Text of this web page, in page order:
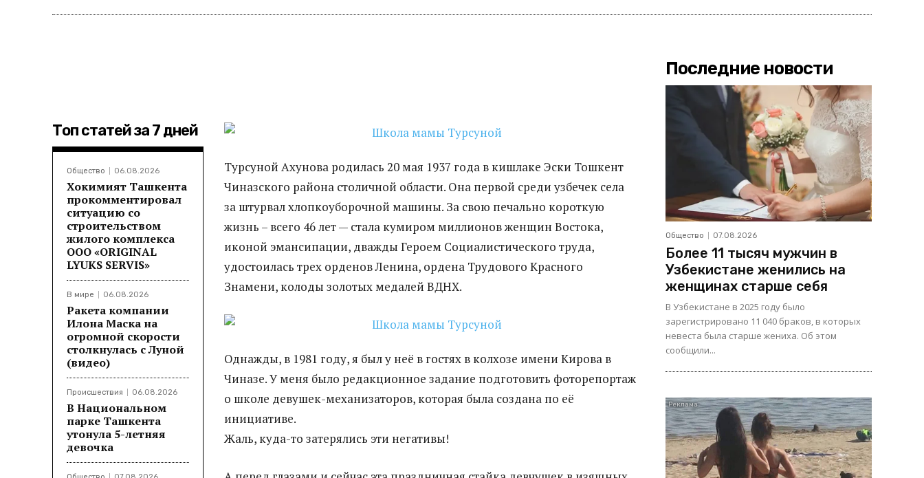
Топ статей за 7 дней
Общество 06.08.2026
Хокимият Ташкента
прокомментировал
ситуацию со
строительством
жилого комплекса
ООО «ORIGINAL
LYUKS SERVIS»
В мире 06.08.2026
Ракета компании
Илона Маска на
огромной скорости
столкнулась с Луной
(видео)
Происшествия 06.08.2026
В Национальном
парке Ташкента
утонула 5-летняя
девочка
Турсуной Ахунова родилась 20 мая 1937 года в кишлаке Эски Тошкент
Чиназского района столичной области. Она первой среди узбечек села
за штурвал хлопкоуборочной машины. За свою печально короткую
жизнь – всего 46 лет — стала кумиром миллионов женщин Востока,
иконой эмансипации, дважды Героем Социалистического труда,
удостоилась трех орденов Ленина, ордена Трудового Красного
Знамени, колоды золотых медалей ВДНХ.
Однажды, в 1981 году, я был у неё в гостях в колхозе имени Кирова в
Чиназе. У меня было редакционное задание подготовить фоторепортаж
о школе девушек-механизаторов, которая была создана по её
инициативе.
Жаль, куда-то затерялись эти негативы!
Последние новости
Общество 07.08.2026
Более 11 тысяч мужчин в
Узбекистане женились на
женщинах старше себя
В Узбекистане в 2025 году было
зарегистрировано 11 040 браков, в которых
невеста была старше жениха. Об этом
сообщили...